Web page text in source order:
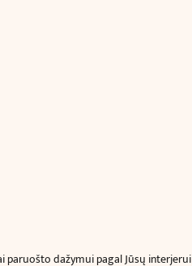
dažymui pagal Jūsų interjerui